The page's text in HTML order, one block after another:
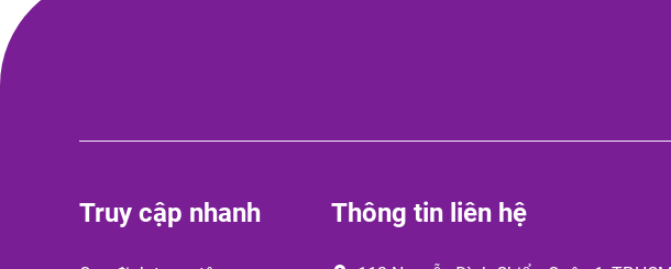
Truy cập nhanh Thông tin liên hệ